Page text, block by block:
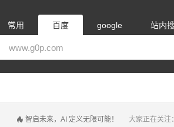
常用 百度 google 站内
大家正在关注：
智启未来，AI 定义无限可能！